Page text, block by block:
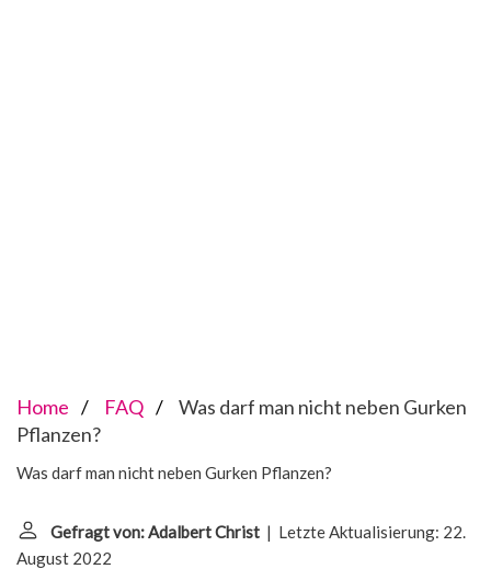
Home FAQ
Was darf man nicht neben Gurken
Pflanzen?
Was darf man nicht neben Gurken Pflanzen?
Gefragt von: Adalbert Christ | Letzte Aktualisierung: 22.
August 2022